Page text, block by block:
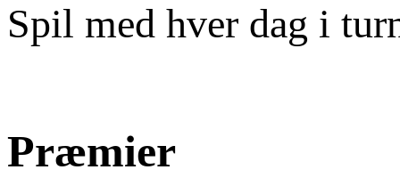
Spil med hver dag i
Præmier